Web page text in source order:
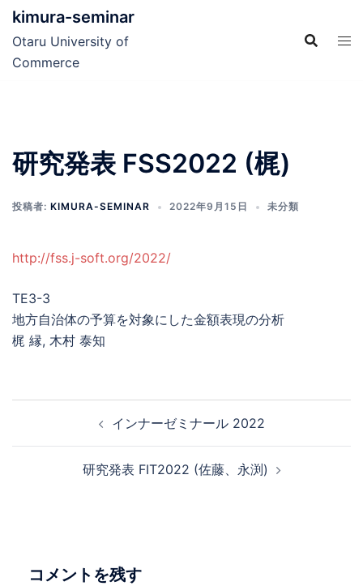
kimura-seminar
Otaru University of
Commerce
研究発表 FSS2022 (梶)
投稿者: KIMURA-SEMINAR 2022年9月15日 未分類
http://fss.j-soft.org/2022/
TE3-3
地方自治体の予算を対象にした金額表現の分析
梶 縁, 木村 泰知
ョ
インナーゼミナール 2022
研究発表 FIT2022 (佐藤、永渕)
コメントを残す